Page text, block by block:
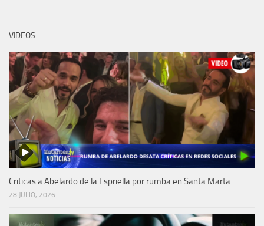
VIDEOS
Criticas a Abelardo de la Espriella por rumba en Santa Marta
28 JULIO, 2026